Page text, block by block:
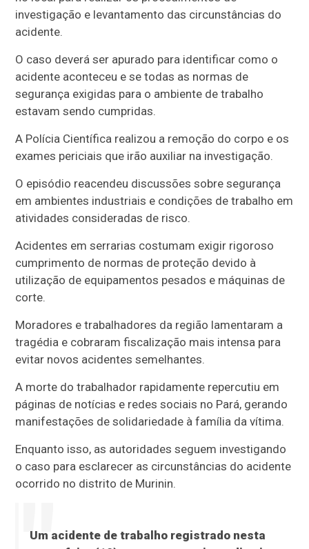
investigação e levantamento das circunstâncias do
acidente.
O caso deverá ser apurado para identificar como o
acidente aconteceu e se todas as normas de
segurança exigidas para o ambiente de trabalho
estavam sendo cumpridas.
A Polícia Científica realizou a remoção do corpo e os
exames periciais que irão auxiliar na investigação.
O episódio reacendeu discussões sobre segurança
em ambientes industriais e condições de trabalho em
atividades consideradas de risco.
Acidentes em serrarias costumam exigir rigoroso
cumprimento de normas de proteção devido à
utilização de equipamentos pesados e máquinas de
corte.
Moradores e trabalhadores da região lamentaram a
tragédia e cobraram fiscalização mais intensa para
evitar novos acidentes semelhantes.
A morte do trabalhador rapidamente repercutiu em
páginas de notícias e redes sociais no Pará, gerando
manifestações de solidariedade à família da vítima.
Enquanto isso, as autoridades seguem investigando
o caso para esclarecer as circunstâncias do acidente
ocorrido no distrito de Murinin.
Um acidente de trabalho registrado nesta